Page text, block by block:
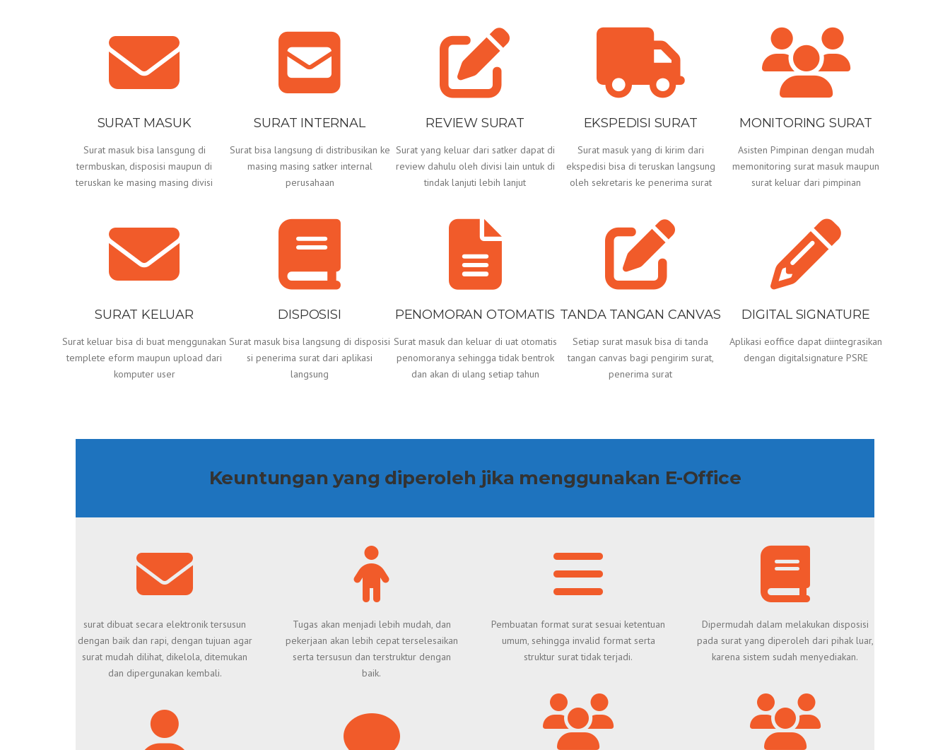
SURAT MASUK
Surat masuk bisa lansgung di
termbuskan, disposisi maupun di
teruskan ke masing masing divisi
SURAT KELUAR
Surat keluar bisa di buat menggunakan
templete eform maupun upload dari
komputer user
SURAT INTERNAL
Surat bisa langsung di distribusikan ke
masing masing satker internal
perusahaan
DISPOSISI
Surat masuk bisa langsung di disposisi
si penerima surat dari aplikasi
langsung
REVIEW SURAT
Surat yang keluar dari satker dapat di
review dahulu oleh divisi lain untuk di
tindak lanjuti lebih lanjut
PENOMORAN OTOMATIS
Surat masuk dan keluar di uat otomatis
penomoranya sehingga tidak bentrok
dan akan di ulang setiap tahun
EKSPEDISI SURAT
Surat masuk yang di kirim dari
ekspedisi bisa di teruskan langsung
oleh sekretaris ke penerima surat
TANDA TANGAN CANVAS
Setiap surat masuk bisa di tanda
tangan canvas bagi pengirim surat,
penerima surat
MONITORING SURAT
Asisten Pimpinan dengan mudah
memonitoring surat masuk maupun
surat keluar dari pimpinan
DIGITAL SIGNATURE
Aplikasi eoffice dapat diintegrasikan
dengan digitalsignature PSRE
Keuntungan yang diperoleh jika menggunakan E-Office
surat dibuat secara elektronik tersusun
dengan baik dan rapi, dengan tujuan agar
surat mudah dilihat, dikelola, ditemukan
dan dipergunakan kembali.
Tugas akan menjadi lebih mudah, dan
pekerjaan akan lebih cepat terselesaikan
serta tersusun dan terstruktur dengan
baik.
Pembuatan format surat sesuai ketentuan
umum, sehingga invalid format serta
struktur surat tidak terjadi.
Dipermudah dalam melakukan disposisi
pada surat yang diperoleh dari pihak luar,
karena sistem sudah menyediakan.